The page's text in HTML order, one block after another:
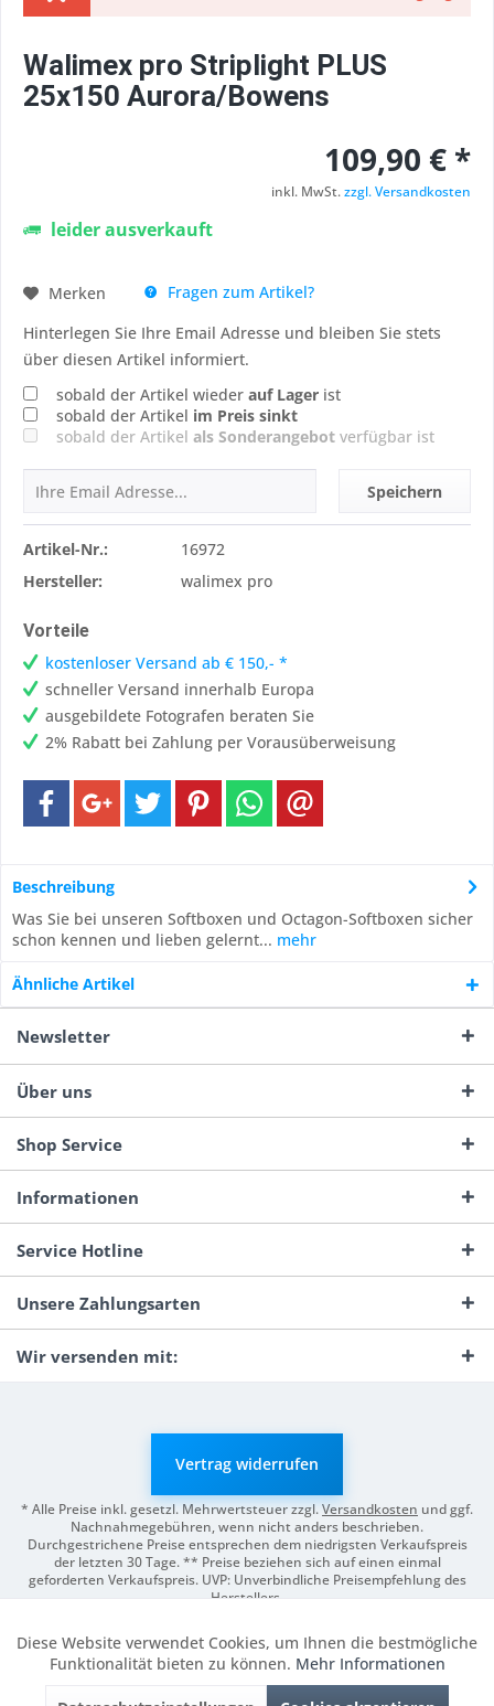
Walimex pro Striplight PLUS
25x150 Aurora/Bowens
109,90 € *
inkl. MwSt.zzgl. Versandkosten
leider ausverkauft
Merken
Fragen zum Artikel?
Hinterlegen Sie Ihre Email Adresse und bleiben Sie stets
über diesen Artikel informiert.
sobald der Artikel wieder auf Lager ist
sobald der Artikel im Preis sinkt
sobald der Artikel als Sonderangebot verfügbar ist
Speichern
Artikel-Nr.:
16972
Hersteller:
walimex pro
Vorteile
kostenloser Versand ab € 150,- *
schneller Versand innerhalb Europa
ausgebildete Fotografen beraten Sie
2% Rabatt bei Zahlung per Vorausüberweisung
Beschreibung
Was Sie bei unseren Softboxen und Octagon-Softboxen sicher
schon kennen und lieben gelernt... mehr
Ähnliche Artikel
Newsletter
Über uns
Shop Service
Informationen
Service Hotline
Unsere Zahlungsarten
Wir versenden mit:
Vertrag widerrufen
* Alle Preise inkl. gesetzl. Mehrwertsteuer zzgl.Versandkosten und ggf.
Nachnahmegebühren, wenn nicht anders beschrieben.
Durchgestrichene Preise entsprechen dem niedrigsten Verkaufspreis
der letzten 30 Tage. ** Preise beziehen sich auf einen einmal
geforderten Verkaufspreis. UVP: Unverbindliche Preisempfehlung des
Herstellers.
Funktionale Aktiv
Diese Website verwendet Cookies, um Ihnen die bestmögliche
Funktionalität bieten zu können. Mehr Informationen